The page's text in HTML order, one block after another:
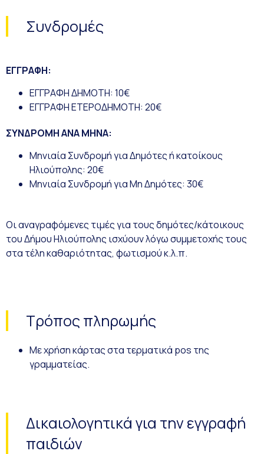
Συνδρομές
ΕΓΓΡΑΦΗ:
ΕΓΓΡΑΦΗ ΔΗΜΟΤΗ: 10€
ΕΓΓΡΑΦΗ ΕΤΕΡΟΔΗΜΟΤΗ: 20€
ΣΥΝΔΡΟΜΗ ΑΝΑ ΜΗΝΑ:
Μηνιαία Συνδρομή για Δημότες ή κατοίκους
Ηλιούπολης: 20€
Μηνιαία Συνδρομή για Μη Δημότες: 30€
Οι αναγραφόμενες τιμές για τους δημότες/κάτοικους
του Δήμου Ηλιούπολης ισχύουν λόγω συμμετοχής τους
στα τέλη καθαριότητας, φωτισμού κ.λ.π.
Τρόπος πληρωμής
Με χρήση κάρτας στα τερματικά pos της
γραμματείας.
Δικαιολογητικά για την εγγραφή
παιδιών